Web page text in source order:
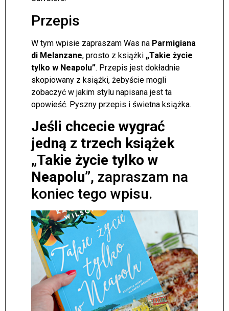
Przepis
W tym wpisie zapraszam Was na Parmigiana
di Melanzane, prosto z książki „Takie życie
tylko w Neapolu”. Przepis jest dokładnie
skopiowany z książki, żebyście mogli
zobaczyć w jakim stylu napisana jest ta
opowieść. Pyszny przepis i świetna książka.
Jeśli chcecie wygrać
jedną z trzech książek
„Takie życie tylko w
Neapolu”, zapraszam na
koniec tego wpisu.